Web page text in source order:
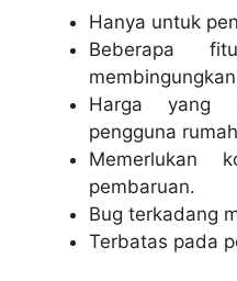
Hanya untuk
Beberapa
Harga yang
pengguna
Memerlukan
pembaruan.
Bug terkadang
Terbatas pada